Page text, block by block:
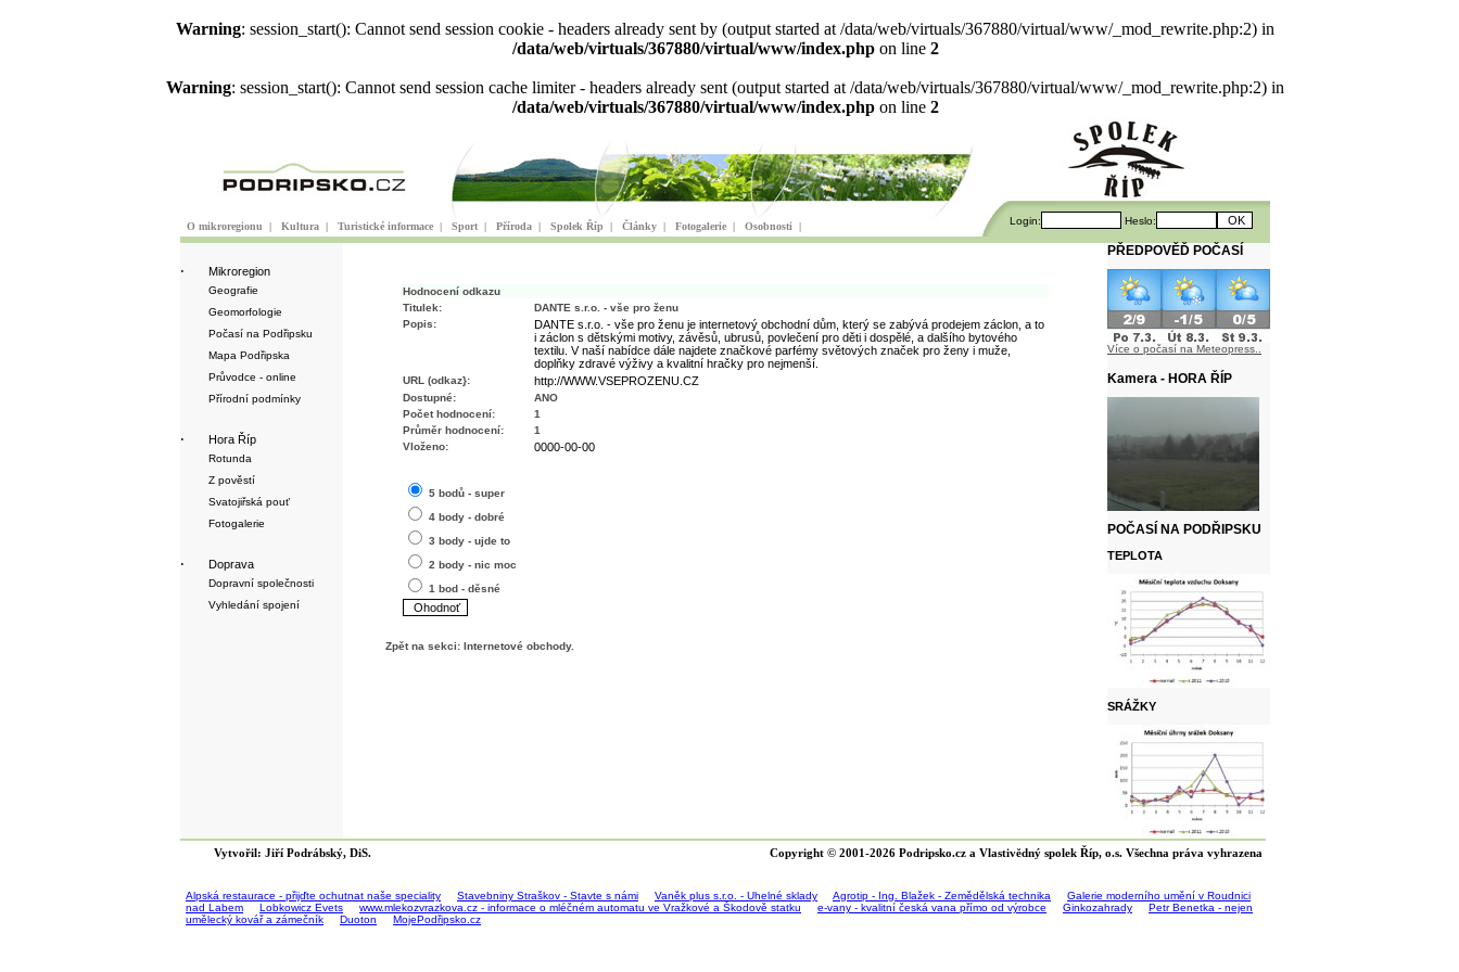
Warning: session_start(): Cannot send session cookie - headers already sent by (output started at /data/web/virtuals/367880/virtual/www/_mod_rewrite.php:2) in
/data/web/virtuals/367880/virtual/www/index.phpon line 2
Warning: session_start(): Cannot send session cache limiter - headers already sent (output started at /data/web/virtuals/367880/virtual/www/_mod_rewrite.php:2) in
/data/web/virtuals/367880/virtual/www/index.phpon line 2
O mikroregionu | Kultura | Turistické informace | Sport | Příroda | Spolek Říp | Články | Fotogalerie | Osobnosti | Login: Heslo:
· Mikroregion
Geografie
Geomorfologie
Počasí na Podřipsku
Mapa Podřipska
Průvodce - online
Přírodní podmínky
· Hora Říp
Rotunda
Z pověstí
Svatojiřská pouť
Fotogalerie
· Doprava
Dopravní společnosti
Vyhledání spojení
Hodnocení odkazu
Titulek:
DANTE s.r.o. - vše pro ženu
Popis:
DANTE s.r.o. - vše pro ženu je internetový obchodní dům, který se zabývá prodejem záclon, a to
i záclon s dětskými motivy, závěsů, ubrusů, povlečení pro děti i dospělé, a dalšího bytového
textilu. V naší nabídce dále najdete značkové parfémy světových značek pro ženy i muže,
doplňky zdravé výživy a kvalitní hračky pro nejmenší.
URL (odkaz}: http://WWW.VSEPROZENU.CZ
Dostupné:
ANO
Počet hodnocení:
1
Průměr hodnocení:
1
Vloženo:
0000-00-00
5 bodů - super
4 body - dobré
3 body - ujde to
2 body - nic moc
1 bod - děsné
Zpět na sekci: Internetové obchody.
PŘEDPOVĚĎ POČASÍ
Více o počasí na Meteopress..
Kamera - HORA ŘÍP
POČASÍ NA PODŘIPSKU
TEPLOTA
SRÁŽKY
Vytvořil: Jiří Podrábský, DiS. Copyright © 2001-2026 Podripsko.cz a Vlastivědný spolek Říp, o.s. Všechna práva vyhrazena
Alpská restaurace - přijďte ochutnat naše speciality Stavebniny Straškov - Stavte s námi Vaněk plus s.r.o. - Uhelné sklady Agrotip - Ing. Blažek - Zemědělská technika
Galerie moderního umění v Roudnici
nad Labem
Lobkowicz Evets www.mlekozvrazkova.cz - informace o mléčném automatu ve Vražkové a Škodově statku e-vany - kvalitní česká vana přímo od výrobce Ginkozahrady
Petr Benetka - nejen
umělecký kovář a zámečník
Duoton MojePodřipsko.cz